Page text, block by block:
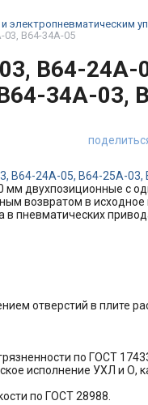
электропневматическим
03, В64-34А-05
В64-
34А-03,
В64-24А-05, В64-25А-03,
мм двухпозиционные с
возвратом в
пневматических
отверстий в плите
по ГОСТ
исполнение УХЛ и О,
по ГОСТ 28988.